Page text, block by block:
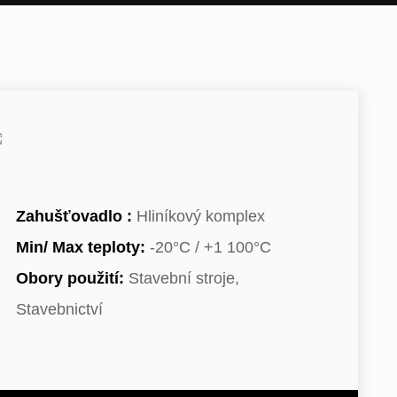
Zahušťovadlo : Hliníkový komplex
Min/ Max teploty: -20°C / +1 100°C
Obory použití: Stavební stroje,
Stavebnictví